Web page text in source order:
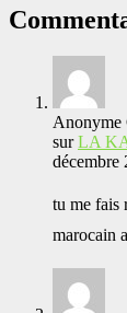
Anonyme
surLA
décembre
tu me fais
marocain